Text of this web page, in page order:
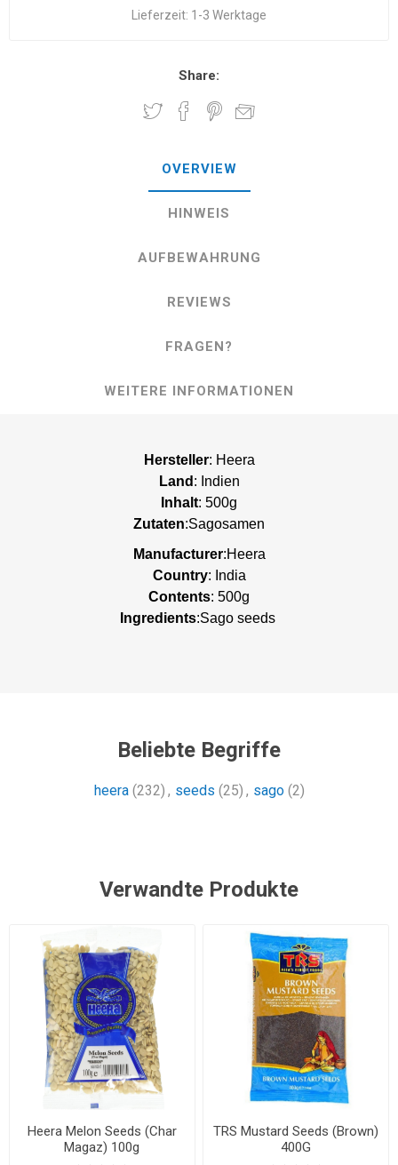
Lieferzeit: 1-3 Werktage
Share:
OVERVIEW
HINWEIS
AUFBEWAHRUNG
REVIEWS
FRAGEN?
WEITERE INFORMATIONEN
Hersteller: Heera
Land : Indien
Inhalt: 500g
Zutaten:Sagosamen
Manufacturer:Heera
Country: India
Contents: 500g
Ingredients:Sago seeds
Beliebte Begriffe
heera (232) , seeds (25) , sago (2)
Verwandte Produkte
Heera Melon Seeds (Char
Magaz) 100g
TRS Mustard Seeds (Brown)
400G